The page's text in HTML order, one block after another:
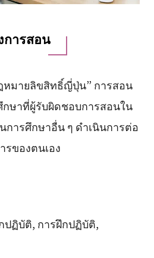
ารสอน
หมายลิขสิทธิ์ญี่ปุ่น” การสอน
ษาที่ผู้รับผิดชอบการสอนใน
ารศึกษาอื่น ๆ ดำเนินการต่อ
รของตนเอง
ปฏิบัติ, การฝึกปฏิบัติ,